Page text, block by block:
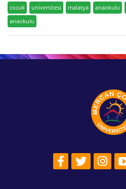
cocuk
universitesi malatya anaokulu
anaokulu